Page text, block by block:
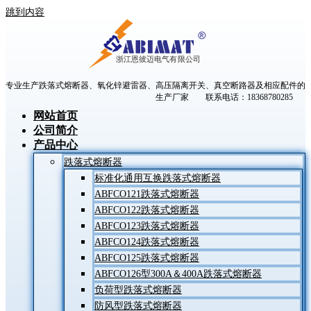
跳到内容
专业生产跌落式熔断器、氧化锌避雷器、高压隔离开关、真空断路器及相应配件的
生产厂家 联系电话：18368780285
网站首页
公司简介
产品中心
跌落式熔断器
标准化通用互换跌落式熔断器
ABFCO121跌落式熔断器
ABFCO122跌落式熔断器
ABFCO123跌落式熔断器
ABFCO124跌落式熔断器
ABFCO125跌落式熔断器
ABFCO126型300A＆400A跌落式熔断器
负荷型跌落式熔断器
防风型跌落式熔断器